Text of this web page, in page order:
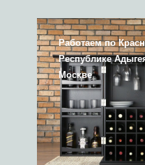
Работаем по
Республике
Москве